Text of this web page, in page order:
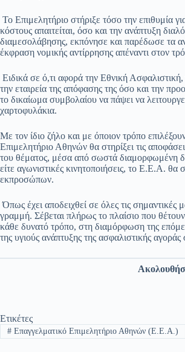
Το Επιμελητήριο στήριξε τόσο την επιθυμία
κόστους απαιτείται, όσο και την ανάπτυξη
διαμεσολάβησης, εκπόνησε και παρέδωσε τα
έκφραση νομικής αντίρρησης απέναντι στον
Ειδικά σε ό,τι αφορά την Εθνική
την εταιρεία της απόφασης της όσο και την
το δικαίωμα συμβολαίου να πάψει να
χαρτοφυλάκια.
Με τον ίδιο ζήλο και με όποιον τρόπο
Επιμελητήριο Αθηνών θα στηρίξει τις
του θέματος, μέσα από σωστά διαμορφωμένη
είτε αγωνιστικές κινητοποιήσεις, το Ε.Ε.Α.
εκπροσώπων.
Όπως έχει αποδειχθεί σε όλες τις
γραμμή. Σέβεται πλήρως το πλαίσιο που
κάθε δυνατό τρόπο, στη διαμόρφωση της
της υγιούς ανάπτυξης της ασφαλιστικής αγοράς
Ετικέτες
#Επαγγελματικό Επιμελητήριο Αθηνών (Ε.Ε.Α.)